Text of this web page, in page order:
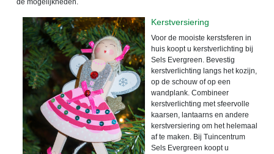
de mogelijkheden.
Kerstversiering
Voor de mooiste kerstsferen in
huis koopt u kerstverlichting bij
Sels Evergreen. Bevestig
kerstverlichting langs het kozijn,
op de schouw of op een
wandplank. Combineer
kerstverlichting met sfeervolle
kaarsen, lantaarns en andere
kerstversiering om het helemaal
af te maken. Bij Tuincentrum
Sels Evergreen koopt u